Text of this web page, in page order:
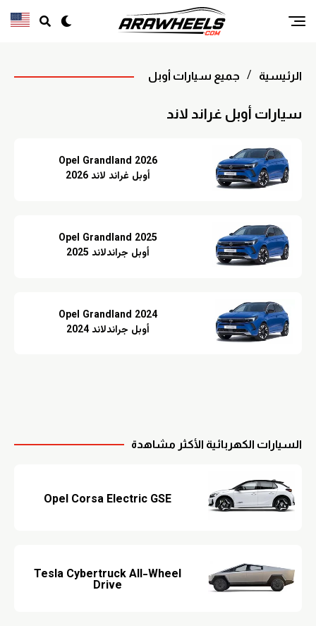
الرئيسية جميع سيارات أوبل
سيارات أوبل غراند لاند
Opel Grandland 2026
أوبل غراند لاند 2026
Opel Grandland 2025
أوبل جراندلاند 2025
Opel Grandland 2024
أوبل جراندلاند 2024
السيارات الكهربائية الأكثر مشاهدة
Opel Corsa Electric GSE
Tesla Cybertruck All-Wheel
Drive